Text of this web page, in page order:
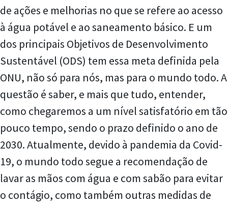
de ações e melhorias no que se refere ao acesso
à água potável e ao saneamento básico. E um
dos principais Objetivos de Desenvolvimento
Sustentável (ODS) tem essa meta definida pela
ONU, não só para nós, mas para o mundo todo. A
questão é saber, e mais que tudo, entender,
como chegaremos a um nível satisfatório em tão
pouco tempo, sendo o prazo definido o ano de
2030. Atualmente, devido à pandemia da Covid-
19, o mundo todo segue a recomendação de
lavar as mãos com água e com sabão para evitar
o contágio, como também outras medidas de